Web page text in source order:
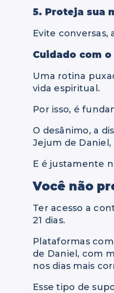
5. Proteja sua
Evite
Cuidado com
Uma rotina
vida espiritual.
Por isso, é
O desânimo, a
Jejum de
E é justamente
Você não
Ter acesso a
21 dias.
Plataformas
de Daniel, com
nos dias mais
Esse tipo de